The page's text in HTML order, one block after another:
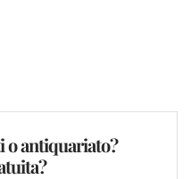
o antiquariato?